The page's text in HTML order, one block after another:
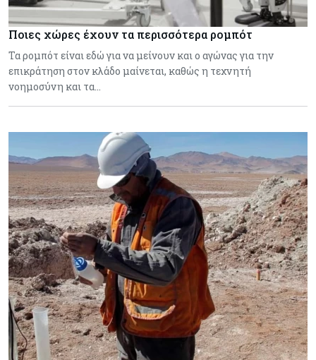
Ποιες χώρες έχουν τα περισσότερα ρομπότ
Τα ρομπότ είναι εδώ για να μείνουν και ο αγώνας για την
επικράτηση στον κλάδο μαίνεται, καθώς η τεχνητή
νοημοσύνη και τα…